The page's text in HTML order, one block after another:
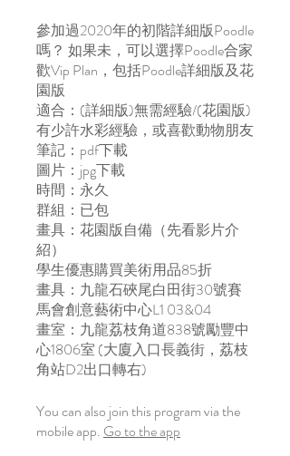
參加過2020年的初階詳細版Poodle
嗎？ 如果未，可以選擇Poodle合家
歡Vip Plan，包括Poodle詳細版及花
園版
適合：(詳細版)無需經驗/(花園版)
有少許水彩經驗，或喜歡動物朋友
筆記：pdf下載
圖片：jpg下載
時間：永久
群組：已包
畫具：花園版自備（先看影片介
紹）
學生優惠購買美術用品85折
畫具：九龍石硤尾白田街30號賽
馬會創意藝術中心L1 03&04
畫室：九龍荔枝角道838號勵豐中
心1806室 (大廈入口長義街，荔枝
角站D2出口轉右)
You can also join this program via the
mobile app. Go to the app